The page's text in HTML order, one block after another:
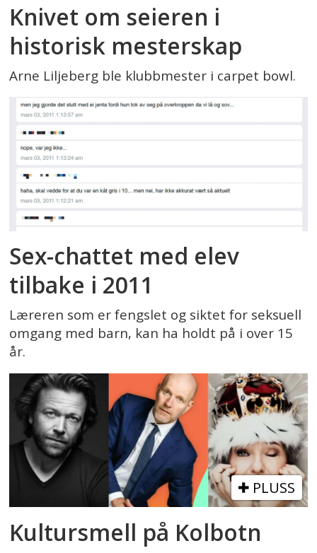
Knivet om seieren i
historisk mesterskap
Arne Liljeberg ble klubbmester i carpet bowl.
Sex-chattet med elev
tilbake i 2011
Læreren som er fengslet og siktet for seksuell
omgang med barn, kan ha holdt på i over 15
år.
PLUSS
Kultursmell på Kolbotn